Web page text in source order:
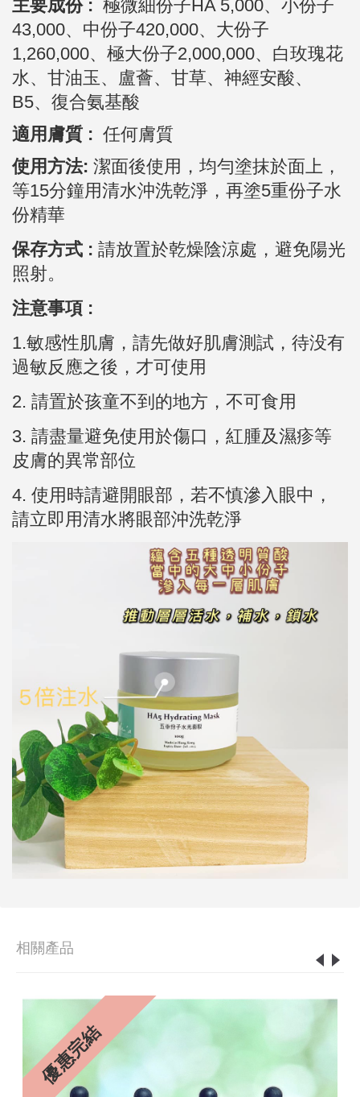
主要成份 : 極微細份子HA 5,000、小份子
43,000、中份子420,000、大份子
1,260,000、極大份子2,000,000、白玫瑰花
水、甘油玉、盧薈、甘草、神經安酸、
B5、復合氨基酸
適用膚質 : 任何膚質
使用方法: 潔面後使用，均勻塗抹於面上，
等15分鐘用清水沖洗乾淨，再塗5重份子水
份精華
保存方式 : 請放置於乾燥陰涼處，避免陽光
照射。
注意事項 :
1.敏感性肌膚，請先做好肌膚測試，待没有
過敏反應之後，才可使用
2. 請置於孩童不到的地方，不可食用
3. 請盡量避免使用於傷口，紅腫及濕疹等
皮膚的異常部位
4. 使用時請避開眼部，若不慎滲入眼中，
請立即用清水將眼部沖洗乾淨
相關產品
優惠完結